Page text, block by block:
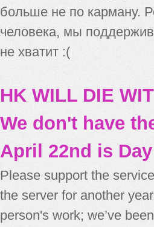
больше не по карману.
человека, мы
не хватит :(
HK WILL DIE
We don't have
April 22nd is
Please support the
the server for another
person's work; we’ve